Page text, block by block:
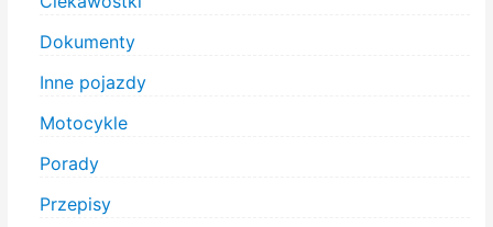
Dokumenty
Inne pojazdy
Motocykle
Porady
Przepisy